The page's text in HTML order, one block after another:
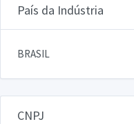
País da Indústria
BRASIL
CNPJ